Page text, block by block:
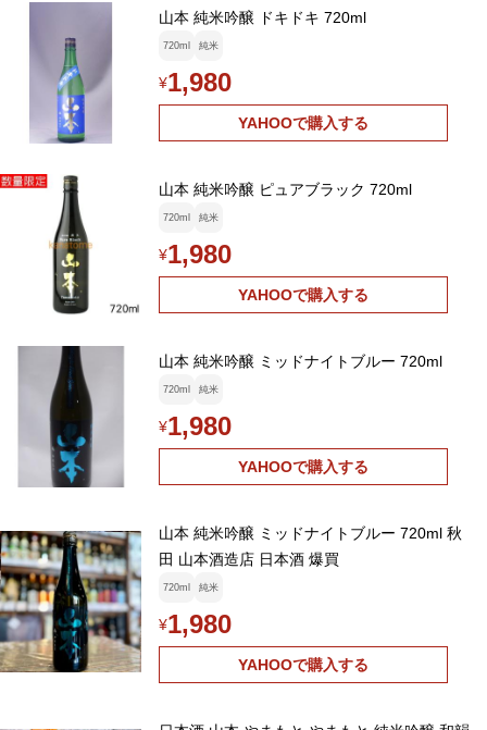
山本 純米吟醸 ドキドキ 720ml
720ml 純米
¥1,980
YAHOOで購入する
山本 純米吟醸 ピュアブラック 720ml
720ml 純米
¥1,980
YAHOOで購入する
山本 純米吟醸 ミッドナイトブルー 720ml
720ml 純米
¥1,980
YAHOOで購入する
山本 純米吟醸 ミッドナイトブルー 720ml 秋
田 山本酒造店 日本酒 爆買
720ml 純米
¥1,980
YAHOOで購入する